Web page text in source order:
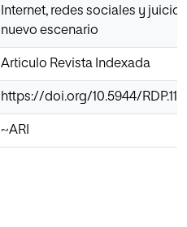
Internet, redes sociales y
nuevo escenario
Articulo Revista Indexada
https://doi.org/10.5944/
~ARI